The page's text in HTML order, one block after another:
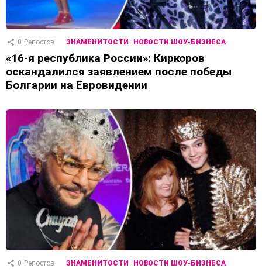
0 Репостов ЗНАМЕНИТОСТИ НОВОСТИ ШОУ-БИЗНЕСА
«16-я республика России»: Киркоров
оскандалился заявлением после победы
Болгарии на Евровидении
0 Репостов ЗНАМЕНИТОСТИ НОВОСТИ ШОУ-БИЗНЕСА